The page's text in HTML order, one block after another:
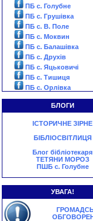
ПБ с. Голубне
ПБ с. Грушівка
ПБ с. В. Поле
ПБ с. Моквин
ПБ с. Балашівка
ПБ с. Друхів
ПБ с. Яцьковичі
ПБ с. Тишиця
ПБ с. Орлівка
БЛОГИ
ІСТОРИЧНЕ ЗІРНЕ
БІБЛІОСВІТЛИЦЯ
Блог бібліотекаря
ТЕТЯНИ МОРОЗ
ПШБ с. Голубне
УВАГА!